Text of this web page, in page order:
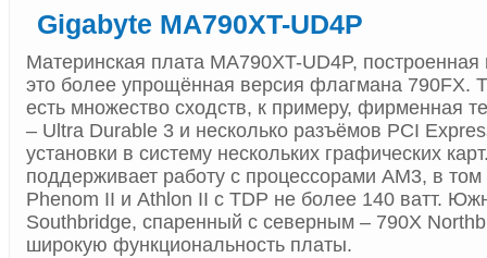
Gigabyte MA790XT-UD4P
Материнская плата MA790XT-UD4P, построенная
это более упрощённая версия флагмана 790FX.
есть множество сходств, к примеру, фирменная
– Ultra Durable 3 и несколько разъёмов PCI
установки в систему нескольких графических
поддерживает работу с процессорами AM3, в
Phenom II и Athlon II с TDP не более 140 ватт.
Southbridge, спаренный с северным – 790X
широкую функциональность платы.